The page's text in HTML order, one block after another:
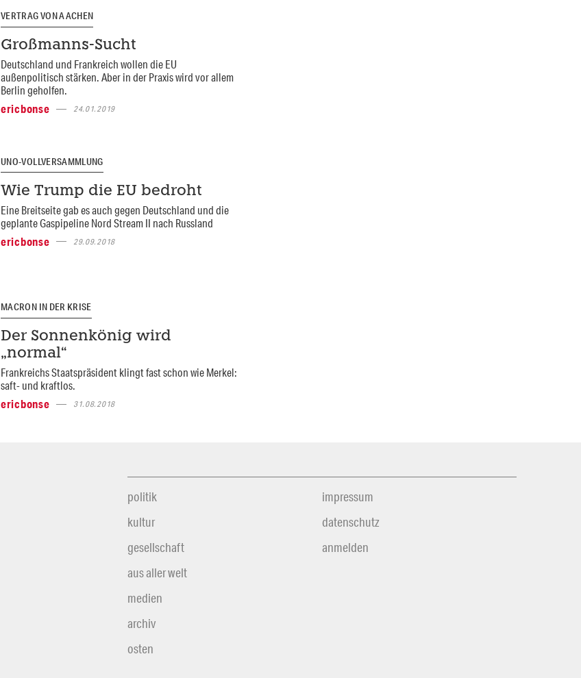
VERTRAG VON AACHEN
Großmanns-Sucht
Deutschland und Frankreich wollen die EU
außenpolitisch stärken. Aber in der Praxis wird vor allem
Berlin geholfen.
ericbonse
24.01.2019
UNO-VOLLVERSAMMLUNG
Wie Trump die EU bedroht
Eine Breitseite gab es auch gegen Deutschland und die
geplante Gaspipeline Nord Stream II nach Russland
ericbonse
29.09.2018
MACRON IN DER KRISE
Der Sonnenkönig wird
„normal“
Frankreichs Staatspräsident klingt fast schon wie Merkel:
saft- und kraftlos.
ericbonse
31.08.2018
politik
kultur
gesellschaft
aus aller welt
medien
archiv
osten
impressum
datenschutz
anmelden